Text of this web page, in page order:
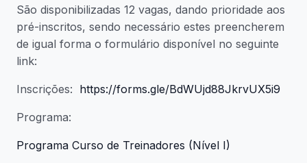
São disponibilizadas 12 vagas, dando prioridade aos
pré-inscritos, sendo necessário estes preencherem
de igual forma o formulário disponível no seguinte
link:
Inscrições: https://forms.gle/BdWUjd88JkrvUX5i9
Programa:
Programa Curso de Treinadores (Nível I)